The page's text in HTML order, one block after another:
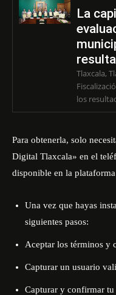
La
Tlaxcala,
los
Para obtenerla, solo
Digital Tlaxcala» en el
disponible en la
Una vez que hayas
siguientes pasos:
Aceptar los términos y
Capturar un usuario
Capturar y confirmar tu